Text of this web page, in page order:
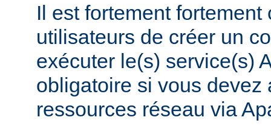
Il est fortement
utilisateurs de créer un
exécuter le(s) service(s)
obligatoire si vous devez
ressources réseau via